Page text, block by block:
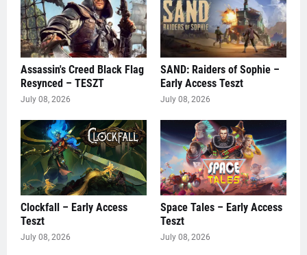
Assassin's Creed Black Flag
Resynced – TESZT
July 08, 2026
SAND: Raiders of Sophie –
Early Access Teszt
July 08, 2026
Clockfall – Early Access
Teszt
July 08, 2026
Space Tales – Early Access
Teszt
July 08, 2026